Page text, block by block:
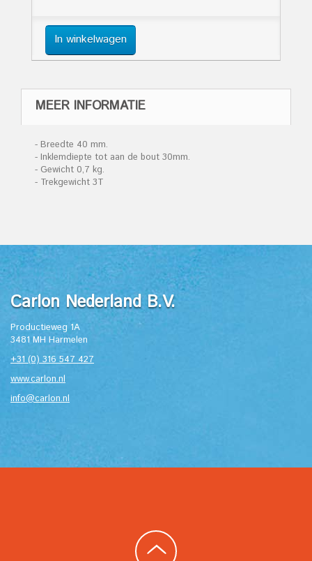
In winkelwagen
MEER INFORMATIE
- Breedte 40 mm.
- Inklemdiepte tot aan de bout 30mm.
- Gewicht 0,7 kg.
- Trekgewicht 3T
Carlon Nederland B.V.
Productieweg 1A
3481 MH Harmelen
+31 (0) 316 547 427
www.carlon.nl
info@carlon.nl